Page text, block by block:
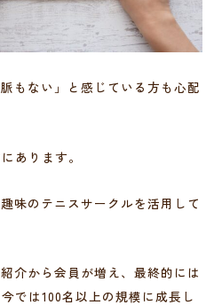
もない」と感じている方も心配
あります。
味のテニスサークルを活用して
介から会員が増え、最終的には
では100名以上の規模に成長し